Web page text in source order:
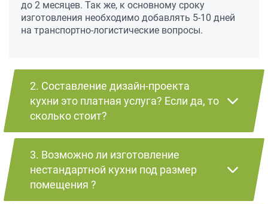
до 2 месяцев. Так же, к основному сроку
изготовления необходимо добавлять 5-10 дней
на транспортно-логистические вопросы.
2. Составление дизайн-проекта
кухни это платная услуга? Если да, то
сколько стоит?
3. Возможно ли изготовление
нестандартной кухни под размер
помещения ?